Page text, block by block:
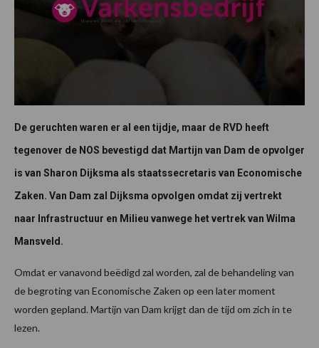
De geruchten waren er al een tijdje, maar de RVD heeft
tegenover de NOS bevestigd dat Martijn van Dam de opvolger
is van Sharon Dijksma als staatssecretaris van Economische
Zaken. Van Dam zal Dijksma opvolgen omdat zij vertrekt
naar Infrastructuur en Milieu vanwege het vertrek van Wilma
Mansveld.
Omdat er vanavond beëdigd zal worden, zal de behandeling van
de begroting van Economische Zaken op een later moment
worden gepland. Martijn van Dam krijgt dan de tijd om zich in te
lezen.